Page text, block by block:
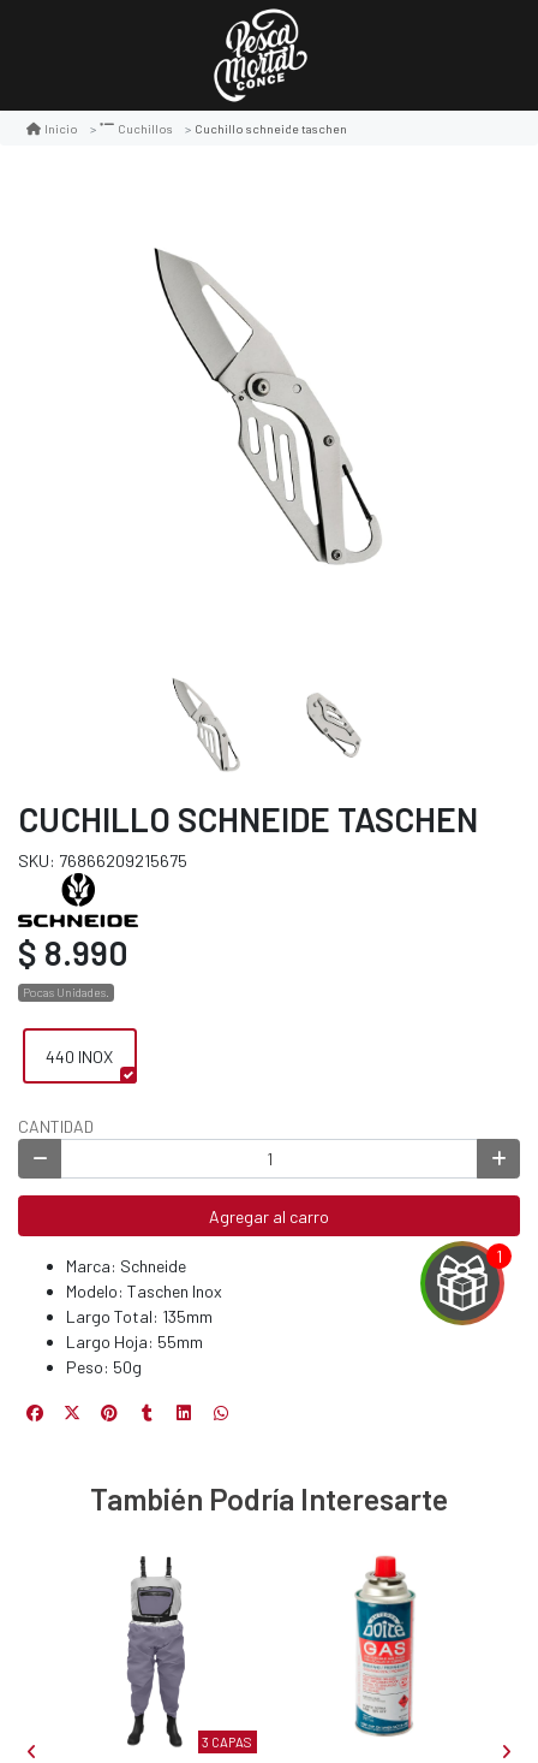
JUGAR
Inicio Cuchillos Cuchillo schneide taschen
CUCHILLO SCHNEIDE TASCHEN
SKU: 76866209215675
$ 8.990
Pocas Unidades.
440 INOX
CANTIDAD
Agregar al carro
Marca: Schneide
Modelo: Taschen Inox
Largo Total: 135mm
Largo Hoja: 55mm
Peso: 50g
También Podría Interesarte
3 CAPAS